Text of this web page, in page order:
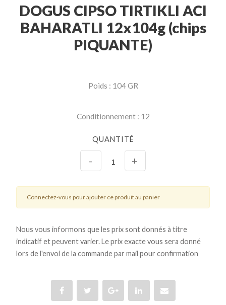
DOGUS CIPSO TIRTIKLI ACI
BAHARATLI 12x104g (chips
PIQUANTE)
Poids : 104 GR
Conditionnement : 12
QUANTITÉ
- +
Connectez-vous pour ajouter ce produit au panier
Nous vous informons que les prix sont donnés à titre
indicatif et peuvent varier. Le prix exacte vous sera donné
lors de l'envoi de la commande par mail pour confirmation